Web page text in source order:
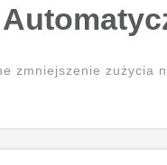
zmniejszenie zużycia